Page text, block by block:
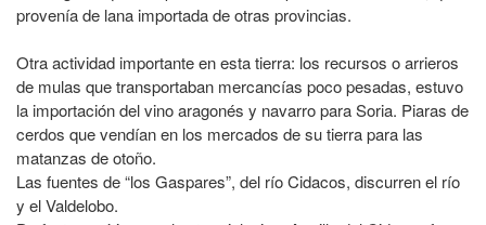
provenía de lana importada de otras provincias.
Otra actividad importante en esta tierra: los recursos o arrieros
de mulas que transportaban mercancías poco pesadas, estuvo
la importación del vino aragonés y navarro para Soria. Piaras de
cerdos que vendían en los mercados de su tierra para las
matanzas de otoño.
Las fuentes de “los Gaspares”, del río Cidacos, discurren el río
y el Valdelobo.